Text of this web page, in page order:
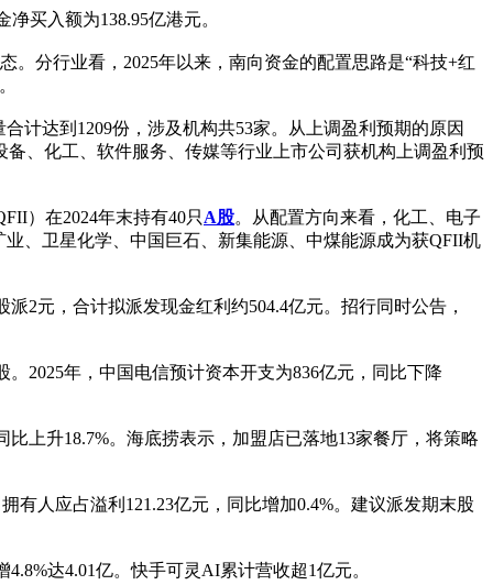
买入额为138.95亿港元。
分行业看，2025年以来，南向资金的配置思路是“科技+红
计达到1209份，涉及机构共53家。从上调盈利预期的原因
、化工、软件服务、传媒等行业上市公司获机构上调盈利预
）在2024年末持有40只 A股。从配置方向来看，化工、电子
、卫星化学、中国巨石、新集能源、中煤能源成为获QFII机
2元，合计拟派发现金红利约504.4亿元。招行同时公告，
。2025年，中国电信预计资本开支为836亿元，同比下降
上升18.7%。海底捞表示，加盟店已落地13家餐厅，将策略
有人应占溢利121.23亿元，同比增加0.4%。建议派发期末股
达4.01亿。快手可灵AI累计营收超1亿元。